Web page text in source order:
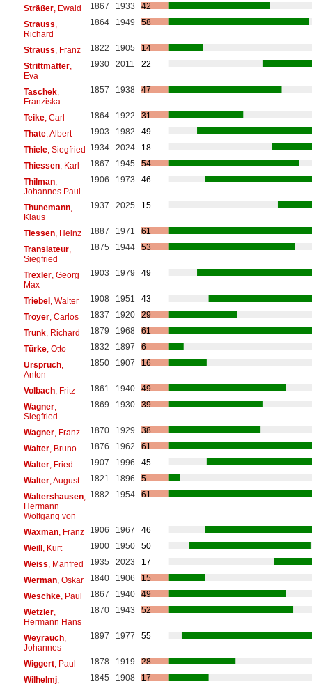
Sträßer, Ewald 1867 1933
42
Strauss
Richard
1864 1949 58
Strauss , Franz 1822 1905
14
Strittmatter,
Eva
1930 2011 22
Taschek,
Franziska
1857 1938 47
Teike, Carl 1864 1922
31
Thate, Albert 1903 1982
49
Thiele, Siegfried 1934 2024
18
Thiessen, Karl 1867 1945
54
Thilman,
Johannes Paul
1906 1973 46
Thunemann,
Klaus
1937 2025 15
Tiessen, Heinz 1887 1971
61
Translateur,
Siegfried
1875 1944 53
Trexler, Georg
Max
1903 1979 49
Triebel, Walter 1908 1951
43
Troyer, Carlos 1837 1920
29
Trunk, Richard 1879 1968
61
Türke, Otto 1832 1897
6
Urspruch,
Anton
1850 1907 16
Volbach, Fritz 1861 1940
49
Wagner,
Siegfried
1869 1930 39
Wagner, Franz 1870 1929
38
Walter, Bruno 1876 1962
61
Walter, Fried 1907 1996
45
Walter, August 1821 1896
5
Waltershausen,
Hermann
Wolfgang von
1882 1954 61
Waxman, Franz 1906 1967
46
Weill, Kurt 1900 1950
50
Weiss , Manfred 1935 2023
17
Werman, Oskar 1840 1906
15
Weschke, Paul 1867 1940
49
Wetzler,
Hermann Hans
1870 1943 52
Weyrauch,
Johannes
1897 1977 55
Wiggert, Paul 1878 1919
28
Wilhelmj, 1845 1908 17